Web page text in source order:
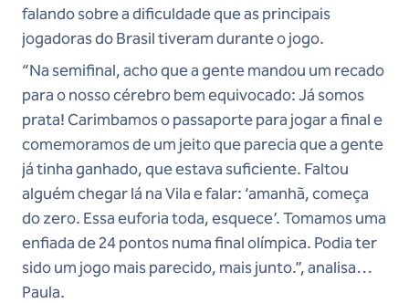
falando sobre a dificuldade que as principais
jogadoras do Brasil tiveram durante o jogo.
“Na semifinal, acho que a gente mandou um recado
para o nosso cérebro bem equivocado: Já somos
prata! Carimbamos o passaporte para jogar a final e
comemoramos de um jeito que parecia que a gente
já tinha ganhado, que estava suficiente. Faltou
alguém chegar lá na Vila e falar: ‘amanhã, começa
do zero. Essa euforia toda, esquece’. Tomamos uma
enfiada de 24 pontos numa final olímpica. Podia ter
sido um jogo mais parecido, mais junto.”, analisa
Paula.